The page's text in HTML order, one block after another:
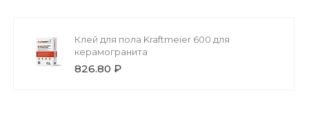
Клей для пола Kraftmeier 600 для
керамогранита
826.80 ₽